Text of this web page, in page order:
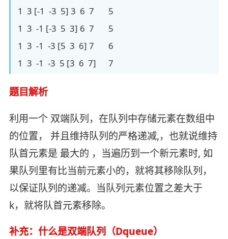
1 3 [-1 -3 5] 3 6 7 5
1 3 -1 [-3 5 3] 6 7 5
1 3 -1 -3 [5 3 6] 7 6
1 3 -1 -3 5 [3 6 7] 7
题目解析
利用一个 双端队列，在队列中存储元素在数组中
的位置， 并且维持队列的严格递减,，也就说维持
队首元素是 最大的 ，当遍历到一个新元素时, 如
果队列里有比当前元素小的，就将其移除队列，
以保证队列的递减。当队列元素位置之差大于
k，就将队首元素移除。
补充：什么是双端队列（Dqueue）